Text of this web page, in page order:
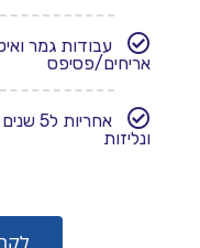
עבודות גמר
אריחים/פסיפס
ונליזות